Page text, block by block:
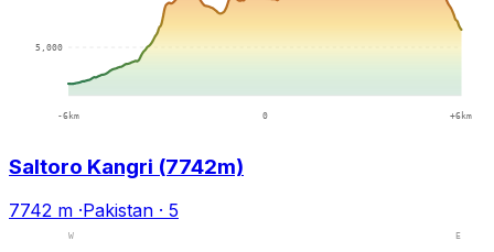
Saltoro Kangri (7742m)
7742 m ·Pakistan · 5